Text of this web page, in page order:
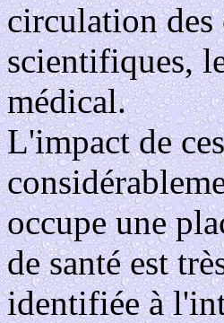
circulation des
scientifiques,
médical.
L'impact de
occupe une
de santé est
identifiée à